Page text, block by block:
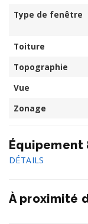
Type de fenêtre
Toiture
Topographie
Vue
Zonage
Équipement
DÉTAILS
À proximité